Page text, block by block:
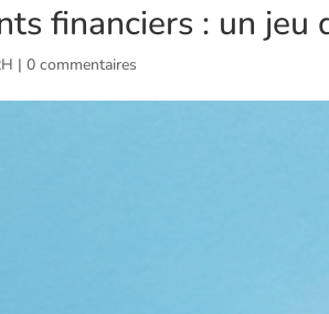
financiers : un jeu
|0 commentaires